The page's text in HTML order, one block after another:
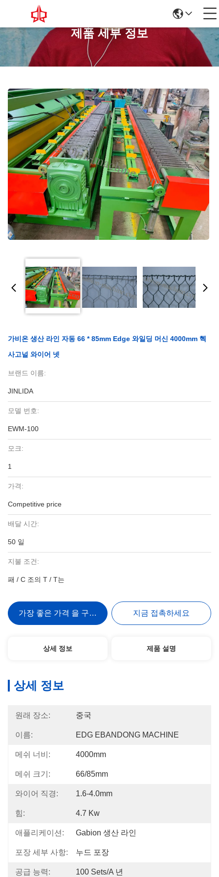
제품 세부 정보
가비온 생산 라인 자동 66 * 85mm Edge 와일딩 머신 4000mm 헥
사고널 와이어 넷
브랜드 이름:
JINLIDA
모델 번호:
EWM-100
모크:
1
가격:
Competitive price
배달 시간:
50 일
지불 조건:
패 / C 조의 T / T는
가장 좋은 가격 을 구하라 지금 접촉하세요
상세 정보 제품 설명
상세 정보
원래 장소: 중국
이름: EDG EBANDONG MACHINE
메쉬 너비: 4000mm
메쉬 크기: 66/85mm
와이어 직경: 1.6-4.0mm
힘: 4.7 Kw
애플리케이션: Gabion 생산 라인
포장 세부 사항: 누드 포장
공급 능력: 100 Sets/a 년